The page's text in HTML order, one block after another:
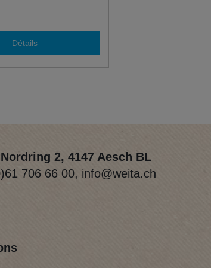
Détails
2, 4147 Aesch BL
706 66 00, info@weita.ch